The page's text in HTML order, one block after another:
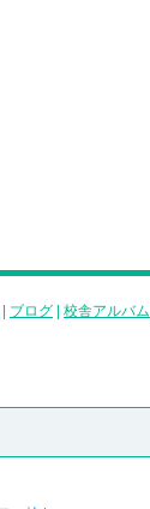
ブログ 校舎アルバム